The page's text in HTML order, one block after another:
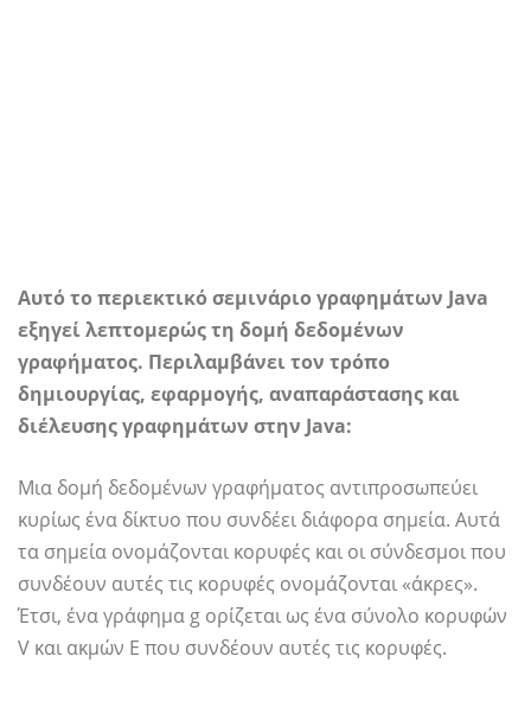
Αυτό το περιεκτικό σεμινάριο γραφημάτων Java
εξηγεί λεπτομερώς τη δομή δεδομένων
γραφήματος. Περιλαμβάνει τον τρόπο
δημιουργίας, εφαρμογής, αναπαράστασης και
διέλευσης γραφημάτων στην Java:
Μια δομή δεδομένων γραφήματος αντιπροσωπεύει
κυρίως ένα δίκτυο που συνδέει διάφορα σημεία. Αυτά
τα σημεία ονομάζονται κορυφές και οι σύνδεσμοι που
συνδέουν αυτές τις κορυφές ονομάζονται «άκρες».
Έτσι, ένα γράφημα g ορίζεται ως ένα σύνολο κορυφών
V και ακμών Ε που συνδέουν αυτές τις κορυφές.